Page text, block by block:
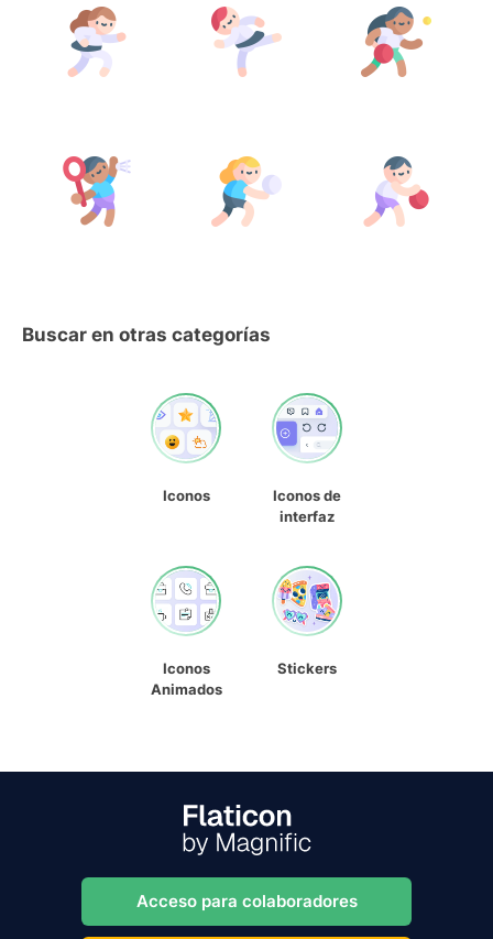
Buscar en otras categorías
Iconos
Iconos de
interfaz
Iconos
Animados
Stickers
Acceso para colaboradores